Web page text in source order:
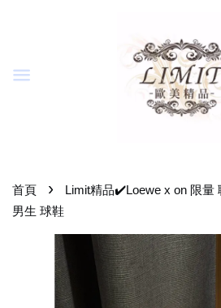
首頁 ›
Limit精品✔️Loewe x on 限量
男生 球鞋